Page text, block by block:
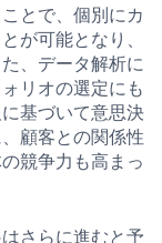
とで、個別にカ
が可能となり、
、データ解析に
リオの選定にも
基づいて意思決
顧客との関係性
競争力も高まっ
さらに進むと予